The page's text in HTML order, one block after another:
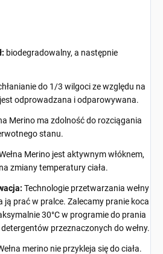
biodegradowalny, a następnie
do 1/3 wilgoci ze względu na
odprowadzana i odparowywana.
Merino ma zdolność do rozciągania
stanu.
Merino jest aktywnym włóknem,
zmiany temperatury ciała.
Technologie przetwarzania wełny
ją prać w pralce. Zalecamy pranie koca
30°C w programie do prania
przeznaczonych do wełny.
merino nie przykleja się do ciała.